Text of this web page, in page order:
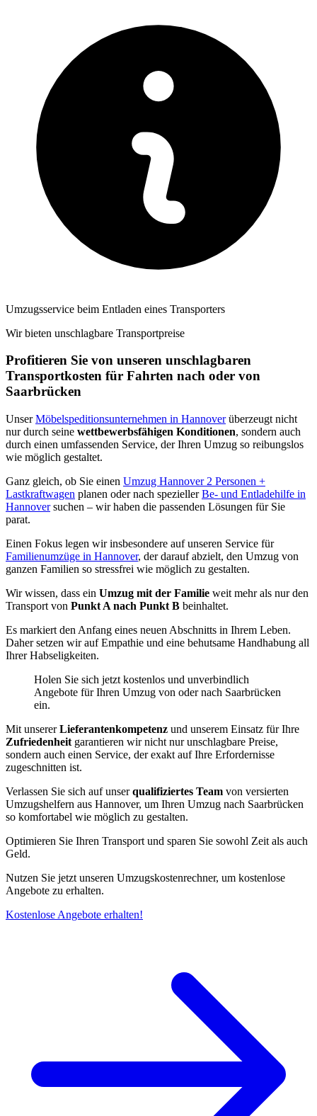
Umzugsservice beim Entladen eines Transporters
Wir bieten unschlagbare Transportpreise
Profitieren Sie von unseren unschlagbaren
Transportkosten für Fahrten nach oder von
Saarbrücken
UnserMöbelspeditionsunternehmen in Hannoverüberzeugt nicht
nur durch seine wettbewerbsfähigen Konditionen, sondern auch
durch einen umfassenden Service, der Ihren Umzug so reibungslos
wie möglich gestaltet.
Ganz gleich, ob Sie einen Umzug Hannover 2 Personen +
Lastkraftwagen planen oder nach speziellerBe- und Entladehilfe in
Hannoversuchen – wir haben die passenden Lösungen für Sie
parat.
Einen Fokus legen wir insbesondere auf unseren Service für
Familienumzüge in Hannover, der darauf abzielt, den Umzug von
ganzen Familien so stressfrei wie möglich zu gestalten.
Wir wissen, dass ein Umzug mit der Familie weit mehr als nur den
Transport von Punkt A nach Punkt B beinhaltet.
Es markiert den Anfang eines neuen Abschnitts in Ihrem Leben.
Daher setzen wir auf Empathie und eine behutsame Handhabung all
Ihrer Habseligkeiten.
Holen Sie sich jetzt kostenlos und unverbindlich
Angebote für Ihren Umzug von oder nach Saarbrücken
ein.
Mit unsererLieferantenkompetenz und unserem Einsatz für Ihre
Zufriedenheit garantieren wir nicht nur unschlagbare Preise,
sondern auch einen Service, der exakt auf Ihre Erfordernisse
zugeschnitten ist.
Verlassen Sie sich auf unserqualifiziertes Team von versierten
Umzugshelfern aus Hannover, um Ihren Umzug nach Saarbrücken
so komfortabel wie möglich zu gestalten.
Optimieren Sie Ihren Transport und sparen Sie sowohl Zeit als auch
Geld.
Nutzen Sie jetzt unseren Umzugskostenrechner, um kostenlose
Angebote zu erhalten.
Kostenlose Angebote erhalten!